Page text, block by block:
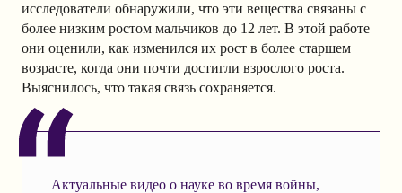
исследователи обнаружили, что эти вещества связаны с
более низким ростом мальчиков до 12 лет. В этой работе
они оценили, как изменился их рост в более старшем
возрасте, когда они почти достигли взрослого роста.
Выяснилось, что такая связь сохраняется.
Актуальные видео о науке во время войны,